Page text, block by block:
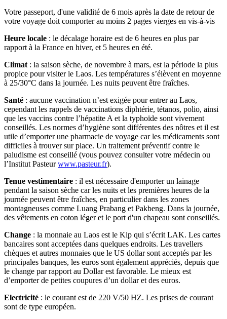
Votre passeport, d'une validité de 6 mois après la date de retour de
votre voyage doit comporter au moins 2 pages vierges en vis-à-vis
Heure locale : le décalage horaire est de 6 heures en plus par
rapport à la France en hiver, et 5 heures en été.
Climat : la saison sèche, de novembre à mars, est la période la plus
propice pour visiter le Laos. Les températures s’élèvent en moyenne
à 25/30°C dans la journée. Les nuits peuvent être fraîches.
Santé : aucune vaccination n’est exigée pour entrer au Laos,
cependant les rappels de vaccinations diphtérie, tétanos, polio, ainsi
que les vaccins contre l’hépatite A et la typhoïde sont vivement
conseillés. Les normes d’hygiène sont différentes des nôtres et il est
utile d’emporter une pharmacie de voyage car les médicaments sont
difficiles à trouver sur place. Un traitement préventif contre le
paludisme est conseillé (vous pouvez consulter votre médecin ou
l’Institut Pasteurwww.pasteur.fr).
Tenue vestimentaire : il est nécessaire d'emporter un lainage
pendant la saison sèche car les nuits et les premières heures de la
journée peuvent être fraîches, en particulier dans les zones
montagneuses comme Luang Prabang et Pakbeng. Dans la journée,
des vêtements en coton léger et le port d'un chapeau sont conseillés.
Change : la monnaie au Laos est le Kip qui s’écrit LAK. Les cartes
bancaires sont acceptées dans quelques endroits. Les travellers
chèques et autres monnaies que le US dollar sont acceptés par les
principales banques, les euros sont également appréciés, depuis que
le change par rapport au Dollar est favorable. Le mieux est
d’emporter de petites coupures d’un dollar et des euros.
Electricité : le courant est de 220 V/50 HZ. Les prises de courant
sont de type européen.